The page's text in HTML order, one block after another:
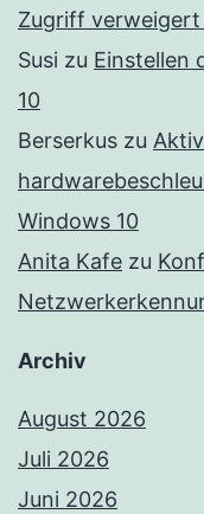
Zugriff verweigert
Susi zu Einstellen
10
Berserkus zu
Windows 10
Anita Kafe zu
Archiv
August 2026
Juli 2026
Juni 2026